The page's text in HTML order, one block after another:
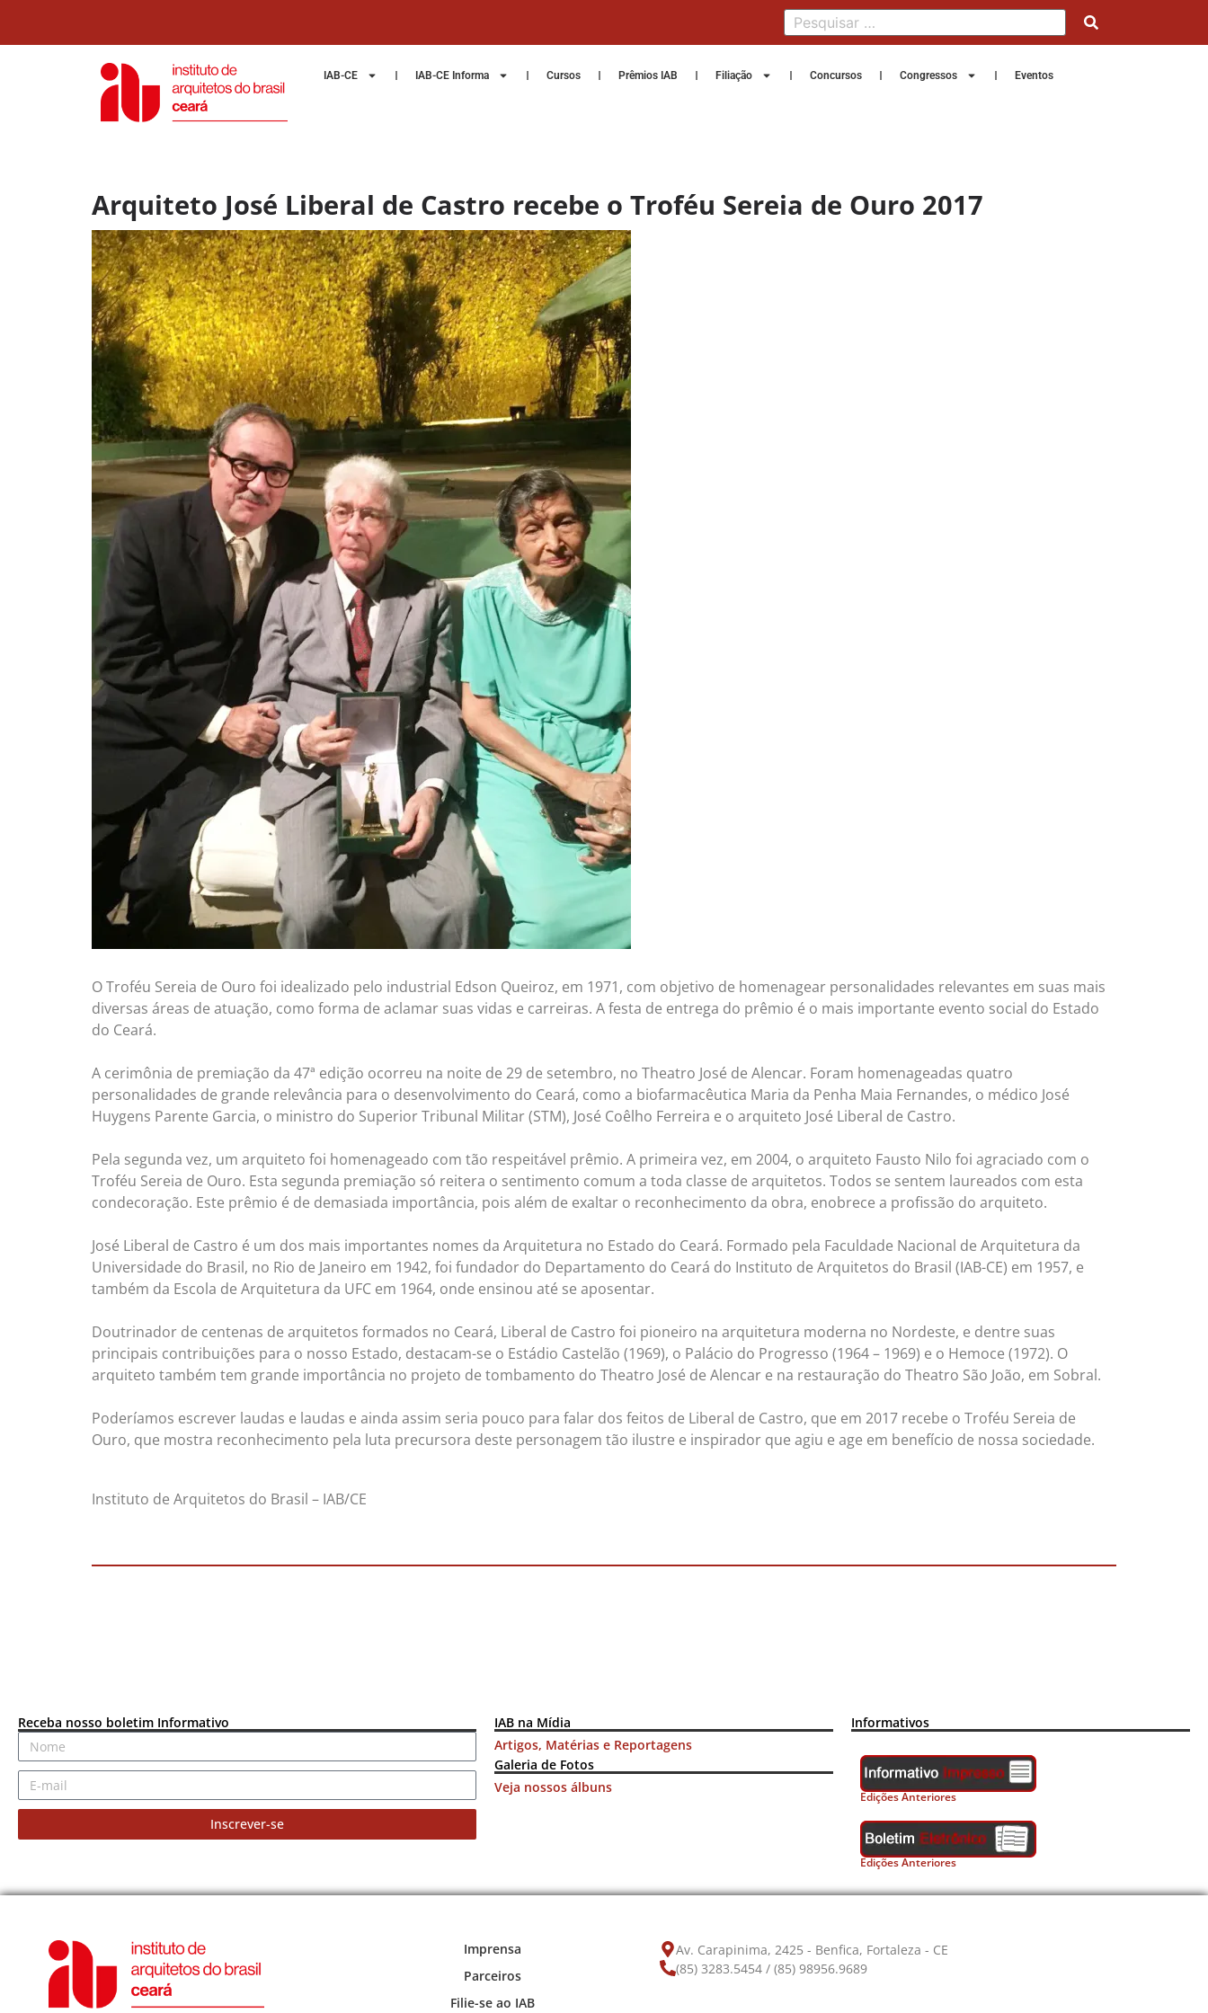
IAB-CE IAB-CE Informa Cursos Prêmios IAB Filiação Concursos Congressos Eventos
Arquiteto José Liberal de Castro recebe o Troféu Sereia de Ouro 2017
O Troféu Sereia de Ouro foi idealizado pelo industrial Edson Queiroz, em 1971, com objetivo de homenagear personalidades relevantes em suas mais
diversas áreas de atuação, como forma de aclamar suas vidas e carreiras. A festa de entrega do prêmio é o mais importante evento social do Estado
do Ceará.
A cerimônia de premiação da 47ª edição ocorreu na noite de 29 de setembro, no Theatro José de Alencar. Foram homenageadas quatro
personalidades de grande relevância para o desenvolvimento do Ceará, como a biofarmacêutica Maria da Penha Maia Fernandes, o médico José
Huygens Parente Garcia, o ministro do Superior Tribunal Militar (STM), José Coêlho Ferreira e o arquiteto José Liberal de Castro.
Pela segunda vez, um arquiteto foi homenageado com tão respeitável prêmio. A primeira vez, em 2004, o arquiteto Fausto Nilo foi agraciado com o
Troféu Sereia de Ouro. Esta segunda premiação só reitera o sentimento comum a toda classe de arquitetos. Todos se sentem laureados com esta
condecoração. Este prêmio é de demasiada importância, pois além de exaltar o reconhecimento da obra, enobrece a profissão do arquiteto.
José Liberal de Castro é um dos mais importantes nomes da Arquitetura no Estado do Ceará. Formado pela Faculdade Nacional de Arquitetura da
Universidade do Brasil, no Rio de Janeiro em 1942, foi fundador do Departamento do Ceará do Instituto de Arquitetos do Brasil (IAB-CE) em 1957, e
também da Escola de Arquitetura da UFC em 1964, onde ensinou até se aposentar.
Doutrinador de centenas de arquitetos formados no Ceará, Liberal de Castro foi pioneiro na arquitetura moderna no Nordeste, e dentre suas
principais contribuições para o nosso Estado, destacam-se o Estádio Castelão (1969), o Palácio do Progresso (1964 – 1969) e o Hemoce (1972). O
arquiteto também tem grande importância no projeto de tombamento do Theatro José de Alencar e na restauração do Theatro São João, em Sobral.
Poderíamos escrever laudas e laudas e ainda assim seria pouco para falar dos feitos de Liberal de Castro, que em 2017 recebe o Troféu Sereia de
Ouro, que mostra reconhecimento pela luta precursora deste personagem tão ilustre e inspirador que agiu e age em benefício de nossa sociedade.
Instituto de Arquitetos do Brasil – IAB/CE
Receba nosso boletim Informativo
Inscrever-se
IAB na Mídia
Artigos, Matérias e Reportagens
Galeria de Fotos
Veja nossos álbuns
Informativos
Edições Anteriores
Edições Anteriores
Imprensa
Parceiros
Filie-se ao IAB
Av. Carapinima, 2425 - Benfica, Fortaleza - CE
(85) 3283.5454 / (85) 98956.9689